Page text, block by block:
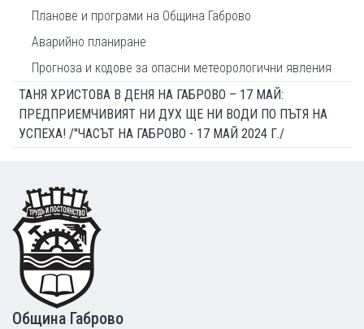
Планове и програми на Община Габрово
Аварийно планиране
Прогноза и кодове за опасни метеорологични явления
ТАНЯ ХРИСТОВА В ДЕНЯ НА ГАБРОВО – 17 МАЙ:
ПРЕДПРИЕМЧИВИЯТ НИ ДУХ ЩЕ НИ ВОДИ ПО ПЪТЯ НА
УСПЕХА! /"ЧАСЪТ НА ГАБРОВО - 17 МАЙ 2024 Г./
Footer
Община Габрово